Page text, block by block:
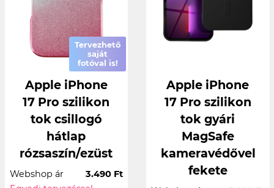
Tervezhető
saját
fotóval is!
Apple iPhone
17 Pro szilikon
tok csillogó
hátlap
rózsaszín/ezüst
Webshop ár
3.490 Ft
Apple iPhone
17 Pro szilikon
tok gyári
MagSafe
kameravédővel
fekete